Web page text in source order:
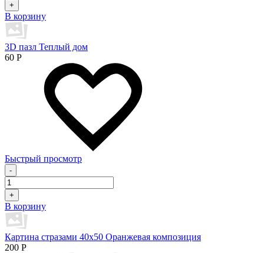
+
В корзину
3D пазл Теплый дом
60 Р
Быстрый просмотр
-
+
В корзину
Картина стразами 40х50 Оранжевая композиция
200 Р